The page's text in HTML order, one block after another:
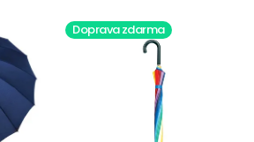
nDoprava zdarma